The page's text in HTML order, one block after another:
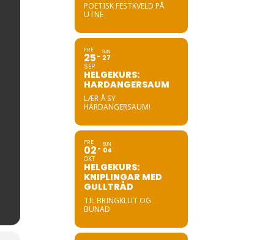
POETISK FESTKVELD PÅ
UTNE
FRE
25
SEP
SUN
27
HELGEKURS:
HARDANGERSAUM
LÆR Å SY
HARDANGERSAUM!
FRE
02
OKT
SUN
04
HELGEKURS:
KNIPLINGAR MED
GULLTRÅD
TIL BRINGKLUT OG
BUNAD